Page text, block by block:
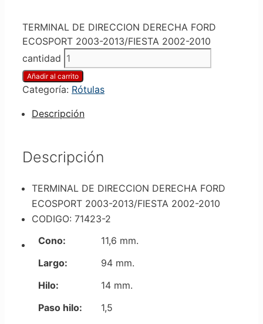
TERMINAL DE DIRECCION DERECHA FORD
ECOSPORT 2003-2013/FIESTA 2002-2010
cantidad
Añadir al carrito
Categoría: Rótulas
Descripción
Descripción
TERMINAL DE DIRECCION DERECHA FORD
ECOSPORT 2003-2013/FIESTA 2002-2010
CODIGO: 71423-2
Cono:
11,6 mm.
Largo:
94 mm.
Hilo:
14 mm.
Paso hilo:
1,5